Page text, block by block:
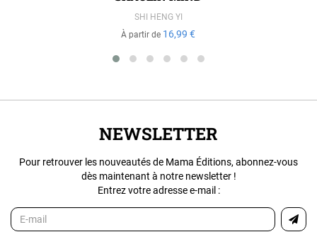
SHI HENG YI
À partir de 16,99 €
NEWSLETTER
Pour retrouver les nouveautés de Mama Éditions, abonnez-vous
dès maintenant à notre newsletter !
Entrez votre adresse e-mail :